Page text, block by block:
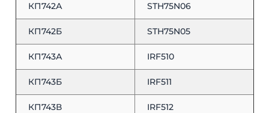
КП742А STH75N06
КП742Б STH75N05
КП743А IRF510
КП743Б IRF511
КП743В IRF512